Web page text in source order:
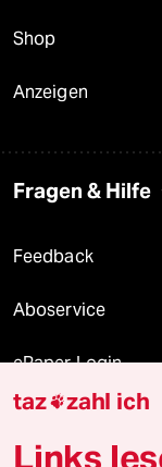
Shop
Anzeigen
Fragen & Hilfe
Feedback
Aboservice
ePaper Login
Downloads für
taz zahl ich
Links